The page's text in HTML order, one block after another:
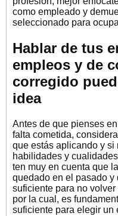
como empleado y
seleccionado para
Hablar de tus
empleos y de
corregido
idea
Antes de que pienses
falta cometida,
que estás aplicando y si
habilidades y
ten muy en cuenta que
quedado en el pasado
suficiente para no
por la cual, es
suficiente para elegir un